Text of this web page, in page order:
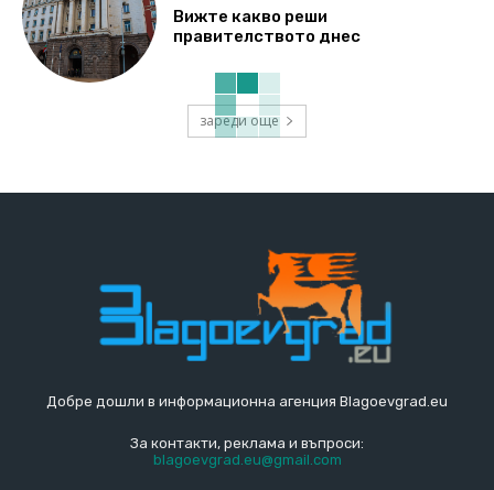
Вижте какво реши
правителството днес
зареди още
Добре дошли в информационна агенция Blagoevgrad.eu
За контакти, реклама и въпроси:
blagoevgrad.eu@gmail.com